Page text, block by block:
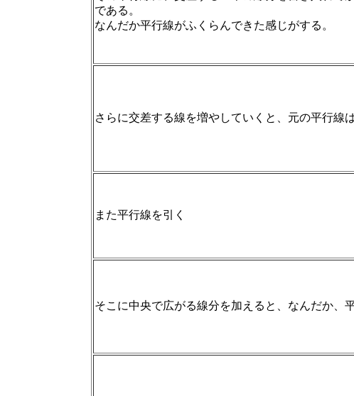
である。
なんだか平行線がふくらんできた感じがする。
さらに交差する線を増やしていくと、元の平行線
また平行線を引く
そこに中央で広がる線分を加えると、なんだか、